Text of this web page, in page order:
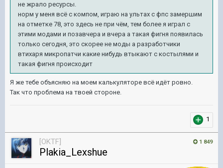
не жрало ресурсы.
норм у меня всё с компом, играю на ультах с фпс замершим
на отметке 78, это здесь не при чём, тем более я играл с
этими модами и позавчера и вчера а такая фигня появилась
только сегодня, это скорее не моды а разработчики
втихаря микропатчи какие нибудь втыкают с костылями и
такая фигня происходит
Я же тебе объясняю на моем калькуляторе всё идёт ровно.
Так что проблема на твоей стороне.
1
1 849
[OKTF]
Plakia_Lexshue